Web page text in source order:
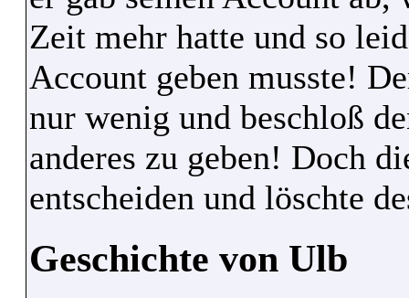
Zeit mehr hatte und so
Account geben musste!
nur wenig und beschloß
anderes zu geben! Doch
entscheiden und löschte
Geschichte von Ulb